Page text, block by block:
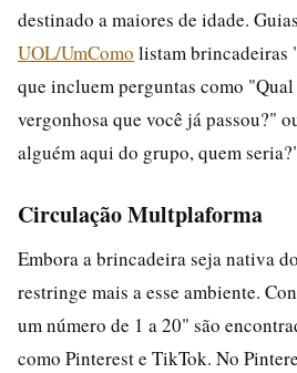
destinado a maiores de idade.
UOL/UmComo listam brincadeiras
que incluem perguntas como
vergonhosa que você já passou?"
alguém aqui do grupo, quem
Circulação Multplaforma
Embora a brincadeira seja nativa
restringe mais a esse ambiente.
um número de 1 a 20" são
como Pinterest e TikTok. No